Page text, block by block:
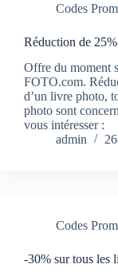
Codes
Réduction de
Offre du moment
FOTO.com.
d’un livre photo,
photo sont
vous intéresser :
admin
Codes
-30% sur tous les